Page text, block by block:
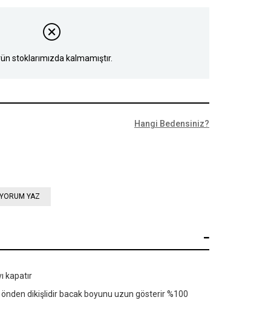
stoklarımızda kalmamıştır.
Hangi Bedensiniz?
YORUM YAZ
kapatır
dikişlidir bacak boyunu uzun gösterir %100